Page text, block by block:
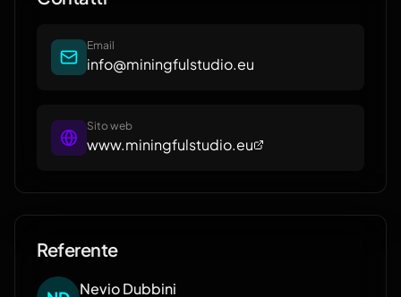
Email
info@miningfulstudio.eu
Sito web
www.miningfulstudio.eu
Referente
NevioDubbini